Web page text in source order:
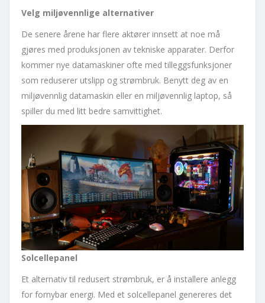
Velg miljøvennlige alternativer
De senere årene har flere aktører innsett at noe må
gjøres med produksjonen av tekniske apparater. Derfor
kommer nye datamaskiner ofte med tilleggsfunksjoner
som reduserer utslipp og strømbruk. Benytt deg av en
miljøvennlig datamaskin eller en miljøvennlig laptop, så
spiller du med litt bedre samvittighet.
Solcellepanel
Et alternativ til redusert strømbruk, er å installere anlegg
for fornybar energi. Med et solcellepanel genereres det